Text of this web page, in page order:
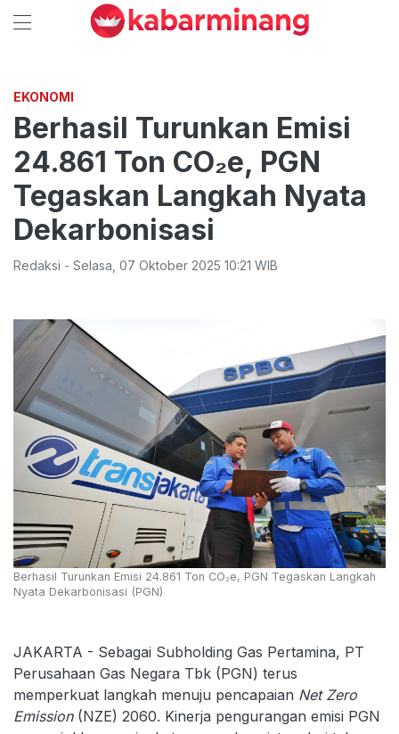
EKONOMI
Berhasil Turunkan Emisi
24.861 Ton CO₂e, PGN
Tegaskan Langkah Nyata
Dekarbonisasi
Redaksi - Selasa 07 Oktober 2025 10:21 WIB
Berhasil Turunkan Emisi 24.861 Ton CO₂e, PGN Tegaskan Langkah
Nyata Dekarbonisasi (PGN)
JAKARTA - Sebagai Subholding Gas Pertamina, PT
Perusahaan Gas Negara Tbk (PGN) terus
memperkuat langkah menuju pencapaian Net Zero
Emission(NZE) 2060. Kinerja pengurangan emisi PGN